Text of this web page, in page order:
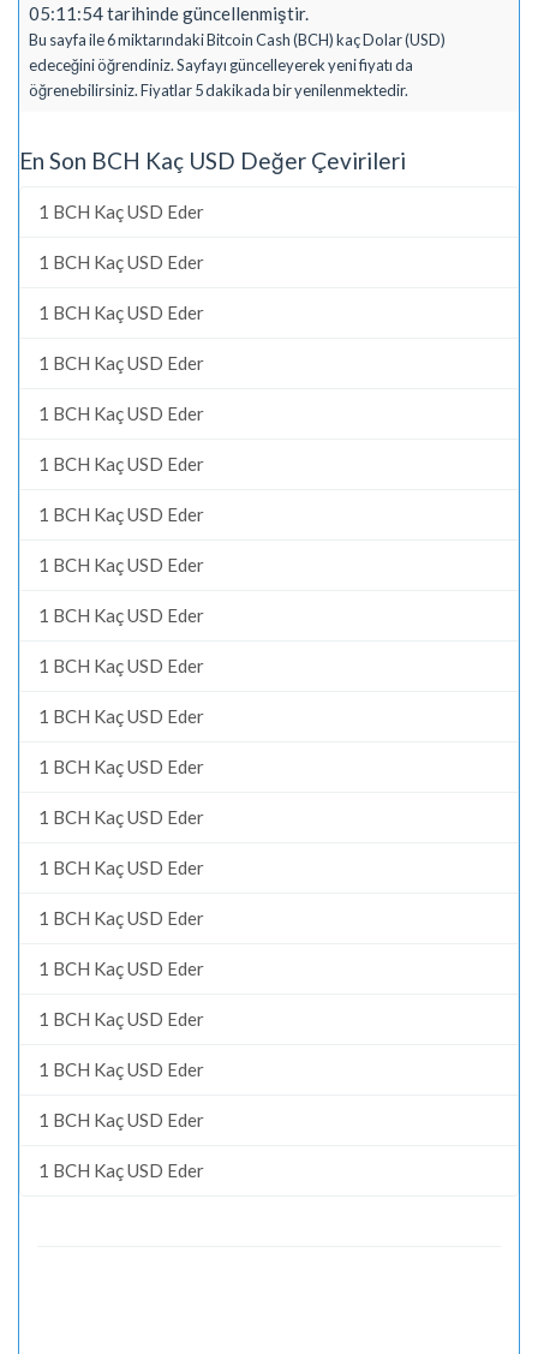
05:11:54 tarihinde güncellenmiştir.
Bu sayfa ile 6 miktarındaki Bitcoin Cash (BCH) kaç Dolar (USD)
edeceğini öğrendiniz. Sayfayı güncelleyerek yeni fiyatı da
öğrenebilirsiniz. Fiyatlar 5 dakikada bir yenilenmektedir.
En Son BCH Kaç USD Değer Çevirileri
1 BCH Kaç USD Eder
1 BCH Kaç USD Eder
1 BCH Kaç USD Eder
1 BCH Kaç USD Eder
1 BCH Kaç USD Eder
1 BCH Kaç USD Eder
1 BCH Kaç USD Eder
1 BCH Kaç USD Eder
1 BCH Kaç USD Eder
1 BCH Kaç USD Eder
1 BCH Kaç USD Eder
1 BCH Kaç USD Eder
1 BCH Kaç USD Eder
1 BCH Kaç USD Eder
1 BCH Kaç USD Eder
1 BCH Kaç USD Eder
1 BCH Kaç USD Eder
1 BCH Kaç USD Eder
1 BCH Kaç USD Eder
1 BCH Kaç USD Eder